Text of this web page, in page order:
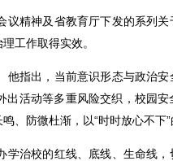
精神及省教育厅下发的系列
工作取得实效。
指出，当前意识形态与政治
活动等多重风险交织，校园
防微杜渐，以“时时放心不下”
治校的红线、底线、生命线